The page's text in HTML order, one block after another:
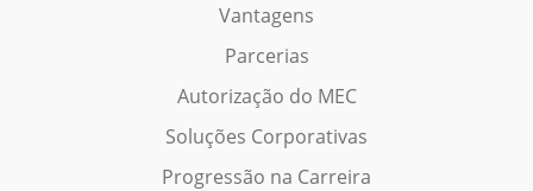
Vantagens
Parcerias
Autorização do MEC
Soluções Corporativas
Progressão na Carreira